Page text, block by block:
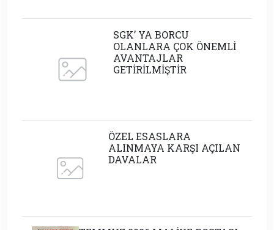
SGK’ YA BORCU
OLANLARA ÇOK ÖNEMLİ
AVANTAJLAR
GETİRİLMİŞTİR
ÖZEL ESASLARA
ALINMAYA KARŞI AÇILAN
DAVALAR